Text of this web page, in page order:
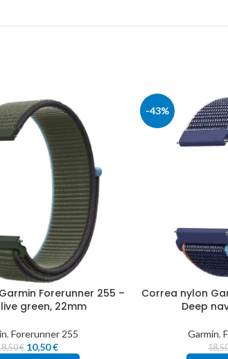
Forerunner 255 –
green, 22mm
,Forerunner 255
€ 10,50€
-43%
Correa nylon
Deep
Garmin,